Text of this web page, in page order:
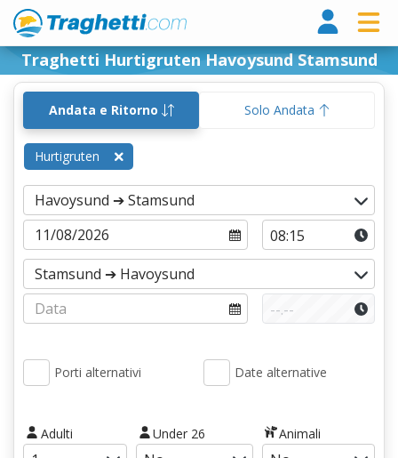
Traghetti Hurtigruten Havoysund Stamsund
Andata e Ritorno Solo Andata
Hurtigruten
Porti alternativi Date alternative
Adulti Under 26 Animali